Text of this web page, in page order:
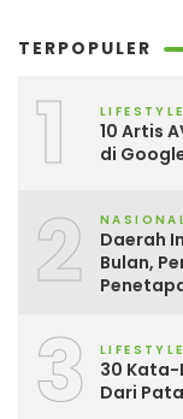
TERPOPULER
1 LIFESTYLE
10 Artis
di
2
Daerah
Bulan,
3 LIFESTYLE
30 Kata-
Dari